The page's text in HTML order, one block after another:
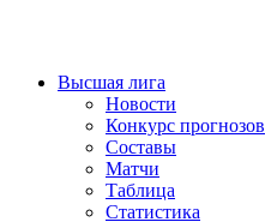
Высшая лига
Новости
Конкурс прогнозов
Составы
Матчи
Таблица
Статистика